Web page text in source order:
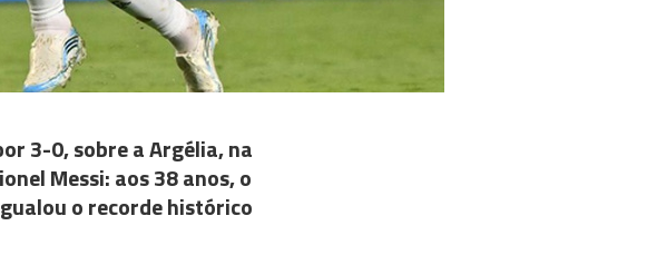
3-0, sobre a Argélia, na
Messi: aos 38 anos, o
o recorde histórico